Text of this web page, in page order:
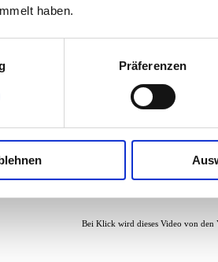
haben.
Präferenzen
Bei Klick wird dieses Video von den